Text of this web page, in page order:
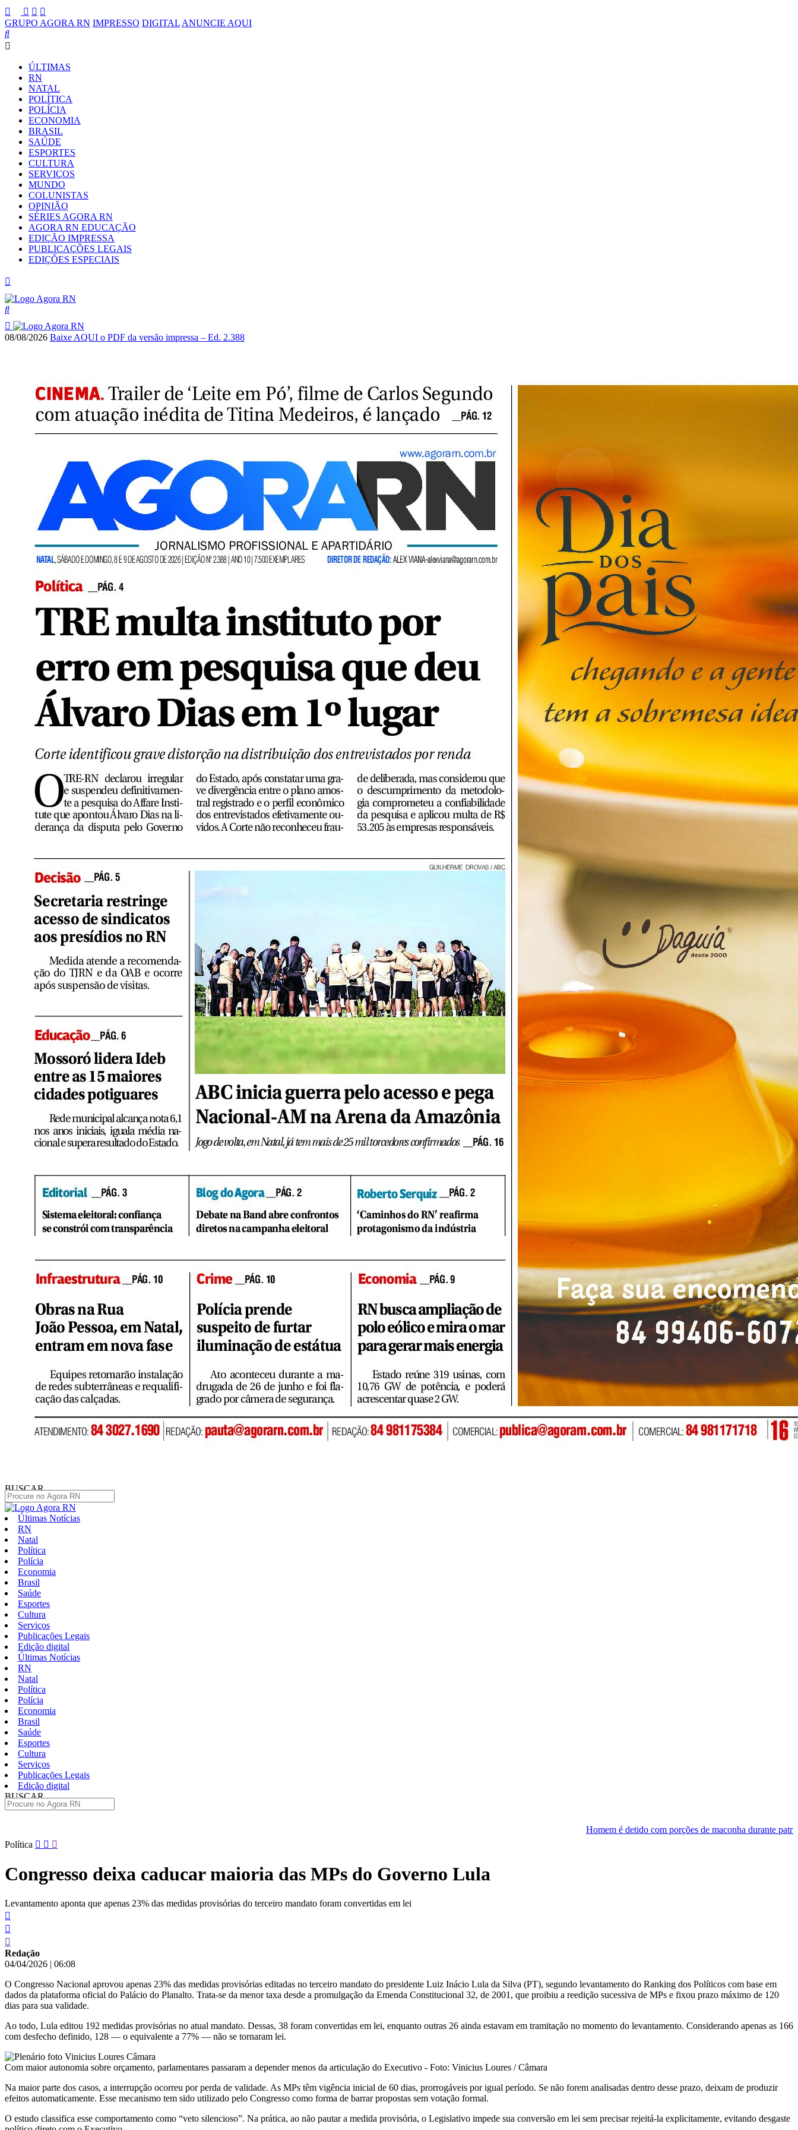
GRUPO AGORA RN IMPRESSO DIGITAL ANUNCIE AQUI
ÚLTIMAS
RN
NATAL
POLÍTICA
POLÍCIA
ECONOMIA
BRASIL
SAÚDE
ESPORTES
CULTURA
SERVIÇOS
MUNDO
COLUNISTAS
OPINIÃO
SÉRIES AGORA RN
AGORA RN EDUCAÇÃO
EDIÇÃO IMPRESSA
PUBLICAÇÕES LEGAIS
EDIÇÕES ESPECIAIS
08/08/2026 Baixe AQUI o PDF da versão impressa – Ed. 2.388
BUSCAR
Últimas Notícias
RN
Natal
Política
Polícia
Economia
Brasil
Saúde
Esportes
Cultura
Serviços
Publicações Legais
Edição digital
Últimas Notícias
RN
Natal
Política
Polícia
Economia
Brasil
Saúde
Esportes
Cultura
Serviços
Publicações Legais
Edição digital
BUSCAR
Homem é detido com porções de maconha durante patrulhamento na
Pular
conteúdo
Política
Congresso deixa caducar maioria das MPs do Governo Lula
Levantamento aponta que apenas 23% das medidas provisórias do terceiro mandato foram convertidas em lei
Redação
04/04/2026 | 06:08
O Congresso Nacional aprovou apenas 23% das medidas provisórias editadas no terceiro mandato do presidente Luiz Inácio Lula da Silva (PT), segundo levantamento do Ranking dos Políticos com base em
dados da plataforma oficial do Palácio do Planalto. Trata-se da menor taxa desde a promulgação da Emenda Constitucional 32, de 2001, que proibiu a reedição sucessiva de MPs e fixou prazo máximo de 120
dias para sua validade.
Ao todo, Lula editou 192 medidas provisórias no atual mandato. Dessas, 38 foram convertidas em lei, enquanto outras 26 ainda estavam em tramitação no momento do levantamento. Considerando apenas as 166
com desfecho definido, 128 — o equivalente a 77% — não se tornaram lei.
Com maior autonomia sobre orçamento, parlamentares passaram a depender menos da articulação do Executivo - Foto: Vinicius Loures / Câmara
Na maior parte dos casos, a interrupção ocorreu por perda de validade. As MPs têm vigência inicial de 60 dias, prorrogáveis por igual período. Se não forem analisadas dentro desse prazo, deixam de produzir
efeitos automaticamente. Esse mecanismo tem sido utilizado pelo Congresso como forma de barrar propostas sem votação formal.
O estudo classifica esse comportamento como “veto silencioso”. Na prática, ao não pautar a medida provisória, o Legislativo impede sua conversão em lei sem precisar rejeitá-la explicitamente, evitando desgaste